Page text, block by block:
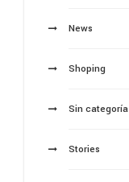
News
Shoping
Sin categoría
Stories